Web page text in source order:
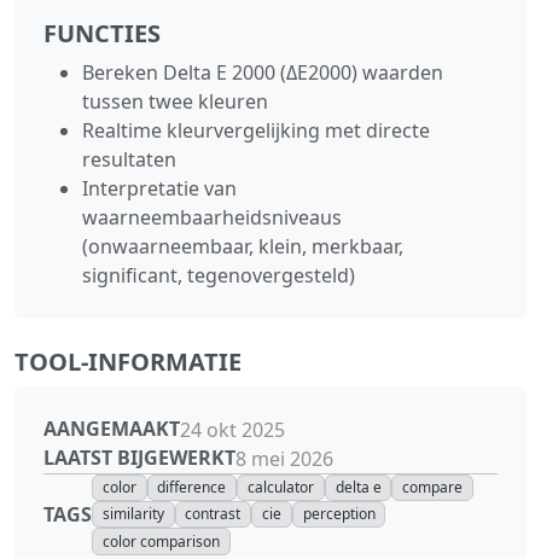
FUNCTIES
Bereken Delta E 2000 (ΔE2000) waarden
tussen twee kleuren
Realtime kleurvergelijking met directe
resultaten
Interpretatie van
waarneembaarheidsniveaus
(onwaarneembaar, klein, merkbaar,
significant, tegenovergesteld)
TOOL-INFORMATIE
AANGEMAAKT24 okt 2025
LAATST BIJGEWERKT8 mei 2026
TAGS
color difference calculator delta e
compare
similarity
contrast cie
perception
color comparison